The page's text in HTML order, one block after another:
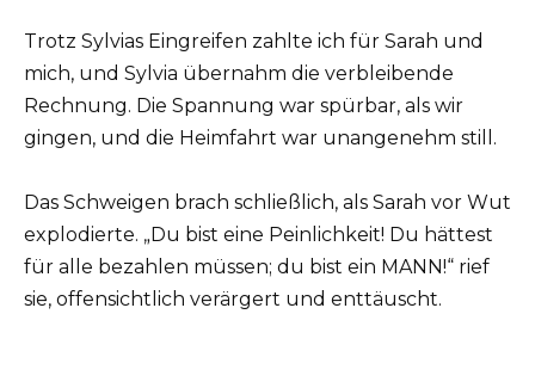
Trotz Sylvias Eingreifen zahlte ich für Sarah und
mich, und Sylvia übernahm die verbleibende
Rechnung. Die Spannung war spürbar, als wir
gingen, und die Heimfahrt war unangenehm still.
Das Schweigen brach schließlich, als Sarah vor Wut
explodierte. „Du bist eine Peinlichkeit! Du hättest
für alle bezahlen müssen; du bist ein MANN!“ rief
sie, offensichtlich verärgert und enttäuscht.